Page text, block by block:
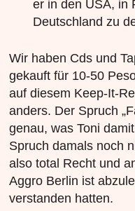
er in den USA, in
Deutschland zu
Wir haben Cds und
gekauft für 10-50
auf diesem Keep-It-
anders. Der Spruch
genau, was Toni
Spruch damals noch
also total Recht und
Aggro Berlin ist
verstanden hatten.